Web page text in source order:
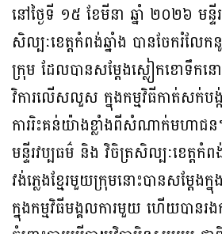
នៅថ្ងៃទី ១៥ ខែមីនា ឆ្នាំ ២០២៦ មន្
សិល្បៈខេត្តកំពង់ឆ្នាំង បានចែករំលែក
ក្រុម ដែលបានសម្ដែងស្លៀកខោទឹកន
វិការលើសលួស ក្នុងកម្មវិធីកាត់សក់
ការរិះគន់យ៉ាងខ្លាំងពីសំណាក់មហាជ
មន្ទីរវប្បធម៌ និង វិចិត្រសិល្បៈខេត្តកំព
វង់ភ្លេងខ្មែរមួយក្រុមនោះបានសម្តែង
ក្នុងកម្មវិធីមង្គលការមួយ ហើយបានរ